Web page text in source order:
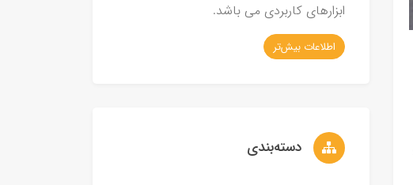
ابزارهای کاربردی می باشد.
اطلاعات بیش‌تر
دسته‌بندی